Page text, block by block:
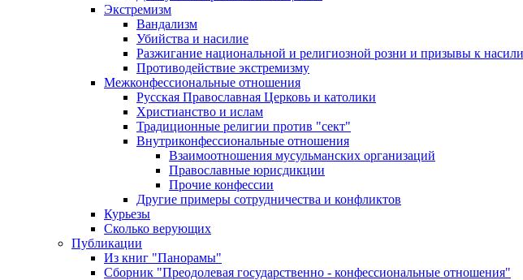
Экстремизм
Вандализм
Убийства и насилие
Разжигание национальной и религиозной розни и призывы к
Противодействие экстремизму
Межконфессиональные отношения
Русская Православная Церковь и католики
Христианство и ислам
Традиционные религии против "сект"
Внутриконфессиональные отношения
Взаимоотношения мусульманских организаций
Православные юрисдикции
Прочие конфессии
Другие примеры сотрудничества и конфликтов
Курьезы
Сколько верующих
Публикации
Из книг "Панорамы"
Сборник "Преодолевая государственно - конфессиональные отношения"